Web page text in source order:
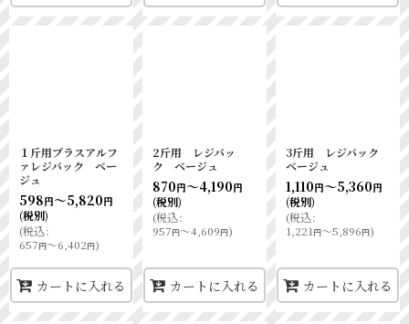
１斤用プラスアルフ
ァレジバック ベー
ジュ
598円～5,820円
(税別)
(税込:
657円～6,402円)
カートに入れる
2斤用 レジバッ
ク ベージュ
870円～4,190円
(税別)
(税込:
957円～4,609円)
カートに入れる
3斤用 レジバック
ベージュ
1,110円～5,360円
(税別)
(税込:
1,221円～5,896円)
カートに入れる